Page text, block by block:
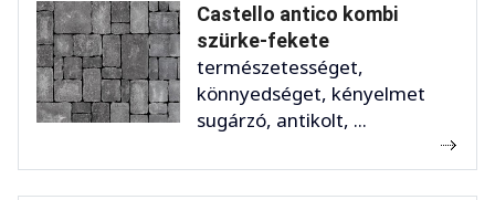
Castello antico kombi
szürke-fekete
természetességet,
könnyedséget, kényelmet
sugárzó, antikolt, ...